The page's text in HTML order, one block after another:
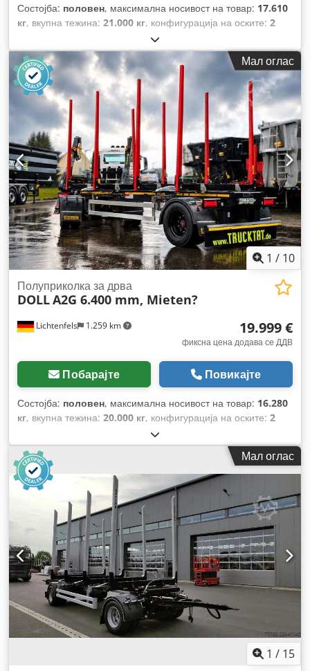
Состојба: половен, максимална носивост на товар: 17.610
кг, вкупна тежина: 21.000 кг, конфигурација на оските: 2
01/2022
01/2027, должина на товарниот простор:5.250 мм, вкупна
ширина: 2.550 мм, вкупна висина:4.000 мм
, Година на
изградба:2022, Опрема:ABS,
Мал оглас
1 / 10
Lichtenfels 1.259 km
Полуприколка за дрва
DOLLA2G 6.400 mm, Mieten?
19.999 €
фиксна цена додава се ДДВ
Побарајте Повикајте
Состојба: половен, максимална носивост на товар: 16.280
кг, вкупна тежина: 20.000 кг, конфигурација на оските: 2
10/2022
02/2027, должина на товарниот простор:6.400 мм, вкупна
ширина:
, Година на
изградба:
, Опрема:ABS,
Мал оглас
1 / 15